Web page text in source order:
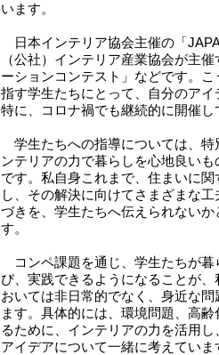
います。
日本インテリア協会主催の「
（公社）インテリア産業協会が主
ーションコンテスト」などです。
指す学生たちにとって、自分のアイ
特に、コロナ禍でも継続的に開催し
学生たちへの指導については、特
ンテリアの力で暮らしを心地良い
です。私自身これまで、住まいに
し、その解決に向けてさまざまな
づきを、学生たちへ伝えられない
す。
コンペ課題を通じ、学生たちが暮
び、実践できるようになることが
おいては非日常的でなく、身近な
ます。具体的には、環境問題、高
るために、インテリアの力を活用
アイデアについて一緒に考えていま